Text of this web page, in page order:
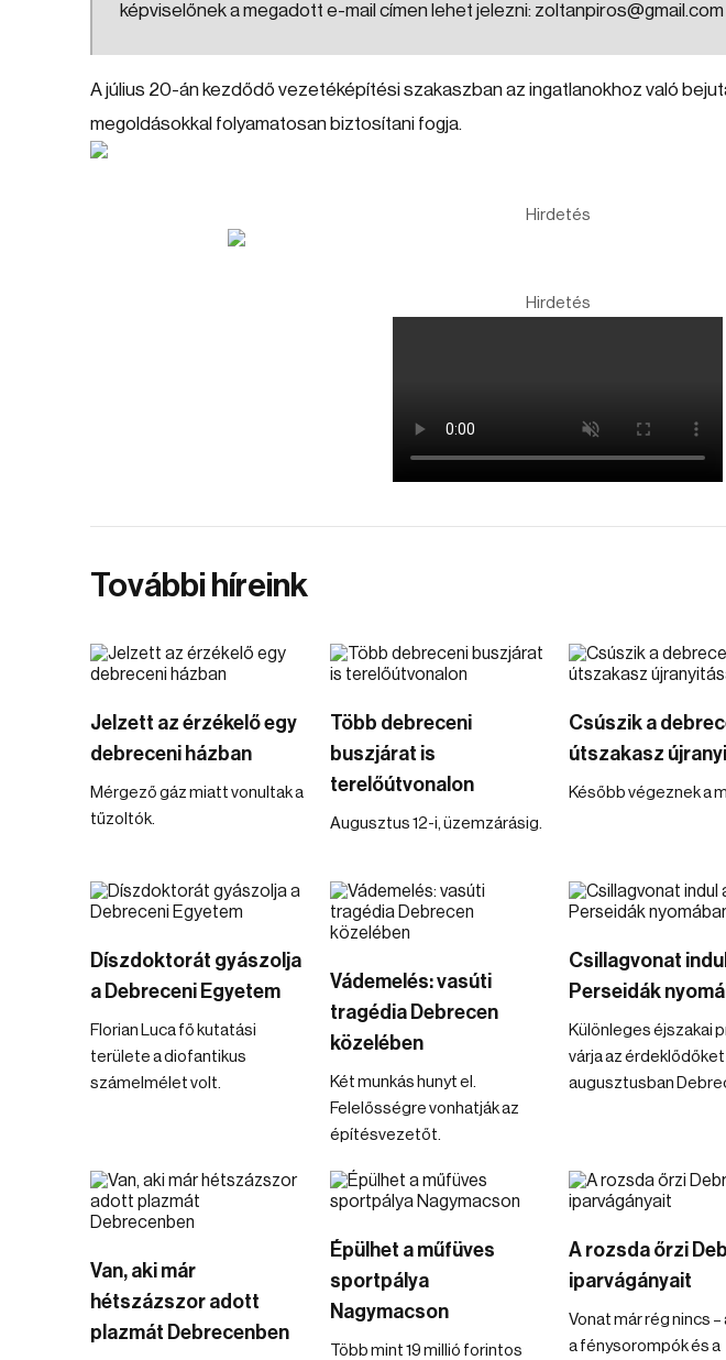
képviselőnek a megadott e-mail címen lehet jelezni: zoltanpiros@gmail.com
A július 20-án kezdődő vezetéképítési szakaszban az ingatlanokhoz való
megoldásokkal folyamatosan biztosítani fogja.
Hirdetés
Hirdetés
További híreink
Jelzett az érzékelő egy
debreceni házban
Mérgező gáz miatt vonultak a
tűzoltók.
Több debreceni
buszjárat is
terelőútvonalon
Augusztus 12-i, üzemzárásig.
Csúszik a
útszakasz
Később végeznek a
Díszdoktorát gyászolja
a Debreceni Egyetem
Florian Luca fő kutatási
területe a diofantikus
számelmélet volt.
Vádemelés: vasúti
tragédia Debrecen
közelében
Két munkás hunyt el.
Felelősségre vonhatják az
építésvezetőt.
Csillagvonat
Perseidák
Különleges éjszakai
várja az érdeklődőket
augusztusban
Van, aki már
hétszázszor adott
plazmát Debrecenben
Épülhet a műfüves
sportpálya
Nagymacson
Több mint 19 millió forintos
A rozsda őrzi
iparvágányait
Vonat már rég nincs –
a fénysorompók és a